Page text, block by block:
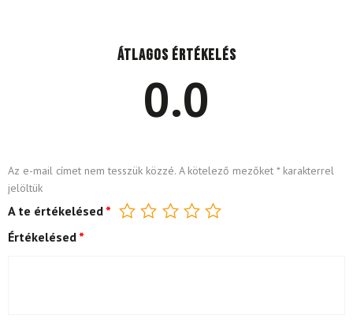
Átlagos értékelés
0.0
Az e-mail címet nem tesszük közzé. A kötelező mezőket *karakterrel
jelöltük
A te értékelésed *
Értékelésed *